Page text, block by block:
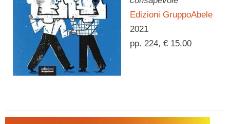
Edizioni GruppoAbele
2021
pp. 224, € 15,00